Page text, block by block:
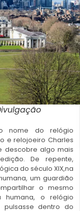
nome do relógio
e relojoeiro Charles
descobre algo mais
De repente,
do século XIX,na
um guardião
o mesmo
humana, o relógio
dentro do